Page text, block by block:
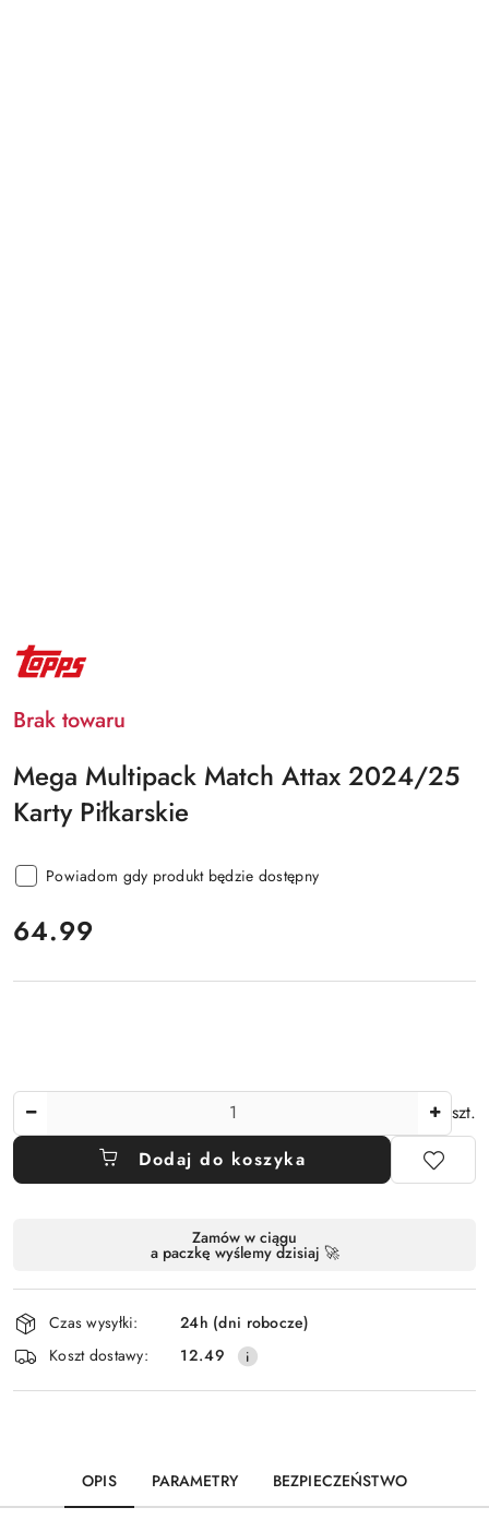
NAZWA
PRODUCENTA:
TOPPS
Brak towaru
Mega Multipack Match Attax 2024/25
Karty Piłkarskie
Powiadom gdy produkt będzie dostępny
cena:
64.99
szt.
Dodaj do koszyka
dostawa
Zamów w ciągu
a paczkę wyślemy dzisiaj 🚀
Czas wysyłki:
24h (dni robocze)
Koszt dostawy:
12.49
OPIS PARAMETRY BEZPIECZEŃSTWO